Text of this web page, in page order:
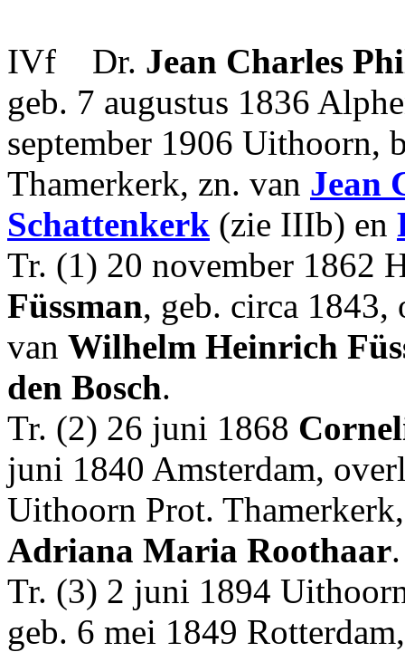
IVf Dr. Jean Charles
geb. 7 augustus 1836
september 1906 Uithoorn,
Thamerkerk, zn. van Jean
Schattenkerk (zie IIIb) en
Tr. (1) 20 november 1862
Füssman, geb. circa
van Wilhelm Heinrich
den Bosch.
Tr. (2) 26 juni 1868
juni 1840 Amsterdam,
Uithoorn Prot.
Adriana Maria Roothaar.
Tr. (3) 2 juni 1894
geb. 6 mei 1849